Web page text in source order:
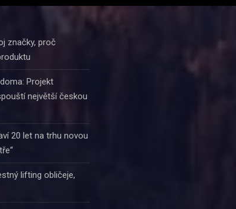
značky, proč
Projekt
největší českou
20 let na trhu novou
lifting obličeje,